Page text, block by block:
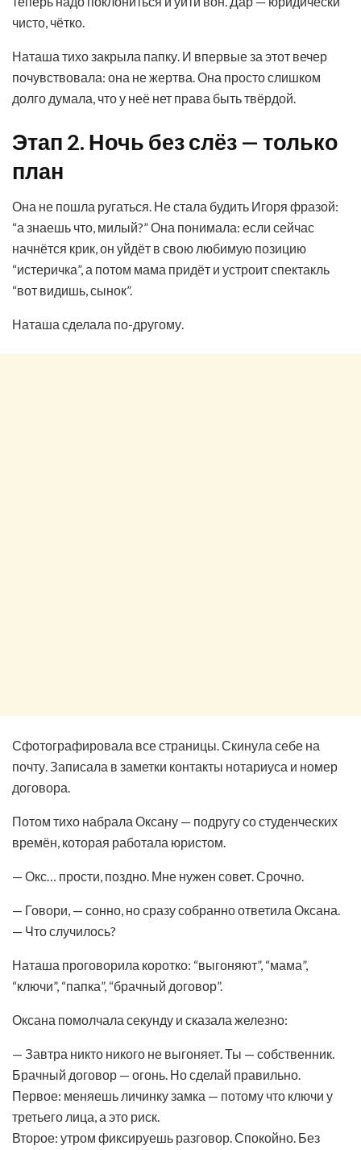
чисто, чётко.
Наташа тихо закрыла папку. И впервые за этот вечер
почувствовала: она не жертва. Она просто слишком
долго думала, что у неё нет права быть твёрдой.
Этап 2. Ночь без слёз — только
план
Она не пошла ругаться. Не стала будить Игоря фразой:
“а знаешь что, милый?” Она понимала: если сейчас
начнётся крик, он уйдёт в свою любимую позицию
“истеричка”, а потом мама придёт и устроит спектакль
“вот видишь, сынок”.
Наташа сделала по-другому.
Сфотографировала все страницы. Скинула себе на
почту. Записала в заметки контакты нотариуса и номер
договора.
Потом тихо набрала Оксану — подругу со студенческих
времён, которая работала юристом.
— Окс… прости, поздно. Мне нужен совет. Срочно.
— Говори, — сонно, но сразу собранно ответила Оксана.
— Что случилось?
Наташа проговорила коротко: “выгоняют”, “мама”,
“ключи”, “папка”, “брачный договор”.
Оксана помолчала секунду и сказала железно:
— Завтра никто никого не выгоняет. Ты — собственник.
Брачный договор — огонь. Но сделай правильно.
Первое: меняешь личинку замка — потому что ключи у
третьего лица, а это риск.
Второе: утром фиксируешь разговор. Спокойно. Без